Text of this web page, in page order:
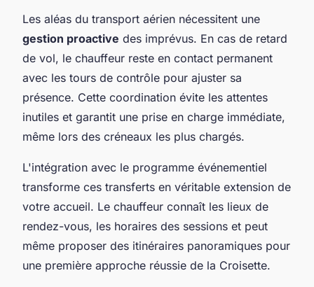
Les aléas du transport aérien nécessitent une
gestion proactive des imprévus. En cas de retard
de vol, le chauffeur reste en contact permanent
avec les tours de contrôle pour ajuster sa
présence. Cette coordination évite les attentes
inutiles et garantit une prise en charge immédiate,
même lors des créneaux les plus chargés.
L'intégration avec le programme événementiel
transforme ces transferts en véritable extension de
votre accueil. Le chauffeur connaît les lieux de
rendez-vous, les horaires des sessions et peut
même proposer des itinéraires panoramiques pour
une première approche réussie de la Croisette.